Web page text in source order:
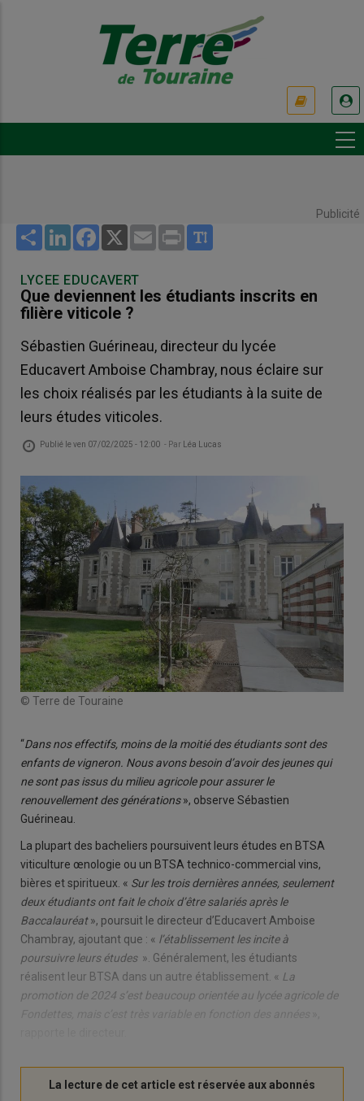
Publicité
Share LinkedInFacebook
X Email Print
LYCEE EDUCAVERT
Que deviennent les étudiants inscrits en
filière viticole ?
Sébastien Guérineau, directeur du lycée
Educavert Amboise Chambray, nous éclaire sur
les choix réalisés par les étudiants à la suite de
leurs études viticoles.
Publié leven 07/02/2025 - 12:00 - Par Léa Lucas
© Terre de Touraine
“Dans nos effectifs, moins de la moitié des étudiants sont des
enfants de vigneron. Nous avons besoin d’avoir des jeunes qui
ne sont pas issus du milieu agricole pour assurer le
renouvellement des générations», observe Sébastien
Guérineau.
La plupart des bacheliers poursuivent leurs études en BTSA
viticulture œnologie ou un BTSA technico-commercial vins,
bières et spiritueux. « Sur les trois dernières années, seulement
deux étudiants ont fait le choix d’être salariés après le
Baccalauréat», poursuit le directeur d’Educavert Amboise
Chambray, ajoutant que : « l’établissement les incite à
poursuivre leurs études ». Généralement, les étudiants
réalisent leur BTSA dans un autre établissement. « La
promotion de 2024 s’est beaucoup orientée au lycée agricole de